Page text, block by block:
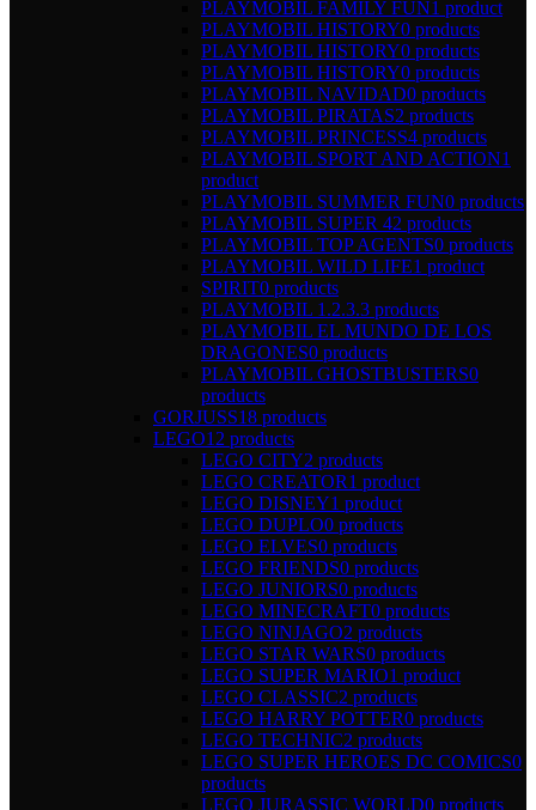
PLAYMOBIL FAMILY FUN1 product
PLAYMOBIL HISTORY0 products
PLAYMOBIL HISTORY0 products
PLAYMOBIL HISTORY0 products
PLAYMOBIL NAVIDAD0 products
PLAYMOBIL PIRATAS2 products
PLAYMOBIL PRINCESS4 products
PLAYMOBIL SPORT AND ACTION1
product
PLAYMOBIL SUMMER FUN0 products
PLAYMOBIL SUPER 42 products
PLAYMOBIL TOP AGENTS0 products
PLAYMOBIL WILD LIFE1 product
SPIRIT0 products
PLAYMOBIL 1.2.3.3 products
PLAYMOBIL EL MUNDO DE LOS
DRAGONES0 products
PLAYMOBIL GHOSTBUSTERS0
products
GORJUSS18 products
LEGO12 products
LEGO CITY2 products
LEGO CREATOR1 product
LEGO DISNEY1 product
LEGO DUPLO0 products
LEGO ELVES0 products
LEGO FRIENDS0 products
LEGO JUNIORS0 products
LEGO MINECRAFT0 products
LEGO NINJAGO2 products
LEGO STAR WARS0 products
LEGO SUPER MARIO1 product
LEGO CLASSIC2 products
LEGO HARRY POTTER0 products
LEGO TECHNIC2 products
LEGO SUPER HEROES DC COMICS0
products
LEGO JURASSIC WORLD0 products